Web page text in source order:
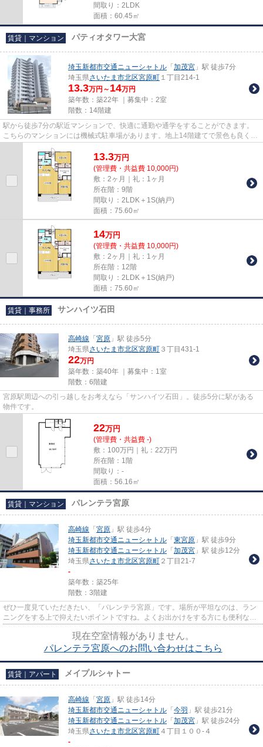
間取り：2LDK
面積：60.45㎡
賃貸｜マンション パティオタワー大宮
埼玉新都市交通ニューシャトル 「 加茂宮 」駅 徒歩7分
埼玉県さいたま市北区宮原町 １丁目214-1
13.3万円～ 14万円
築年数：築22年 ｜募集中： 2室
階数：14階建
駅から徒歩7分の駅近マンションで、快適に通勤や通学をすることができます。
こちらのマンションには機械式駐車場があります。地上14階建てで景色も良く、
13.3万円
(管理費・共益費 10,000円)
敷：2ヶ月｜礼：1ヶ月
所在階：9階
間取り：2LDK＋1S(納戸)
面積：75.60㎡
14万円
(管理費・共益費 10,000円)
敷：2ヶ月｜礼：1ヶ月
所在階：12階
間取り：2LDK＋1S(納戸)
面積：75.60㎡
賃貸｜事務所 サンハイツ石田
高崎線 「 宮原 」駅 徒歩5分
埼玉県さいたま市北区宮原町 ３丁目431-1
22万円
築年数：築40年 ｜募集中： 1室
階数：6階建
宮原駅周辺への引っ越しをお考えなら「サンハイツ石田」。徒歩5分に駅がある
物件です。
22万円
(管理費・共益費 -)
敷：100万円｜礼：22万円
所在階：1階
間取り：-
面積：56.16㎡
賃貸｜マンション パレンテラ宮原
高崎線 「 宮原 」駅 徒歩4分
埼玉新都市交通ニューシャトル 「 東宮原 」駅 徒歩9分
埼玉新都市交通ニューシャトル 「 加茂宮 」駅 徒歩12分
埼玉県さいたま市北区宮原町 ２丁目21-7
-
築年数：築25年
階数：3階建
ぜひ一度見ていただきたい、「パレンテラ宮原」です。場所が平坦なのは、ラン
ニングをする上で抑えたいポイントですね。よくお出かけをする方にも便利な、
現在空室情報がありません。
パレンテラ宮原へのお問い合わせはこちら
賃貸｜アパート メイプルシャトー
高崎線 「 宮原 」駅 徒歩14分
埼玉新都市交通ニューシャトル 「 今羽 」駅 徒歩21分
埼玉新都市交通ニューシャトル 「 加茂宮 」駅 徒歩24分
埼玉県さいたま市北区宮原町 ４丁目１００-４
-